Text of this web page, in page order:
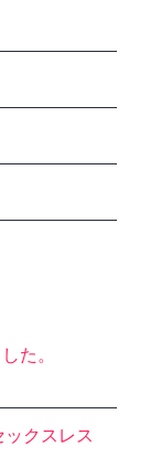
た。
クスレス